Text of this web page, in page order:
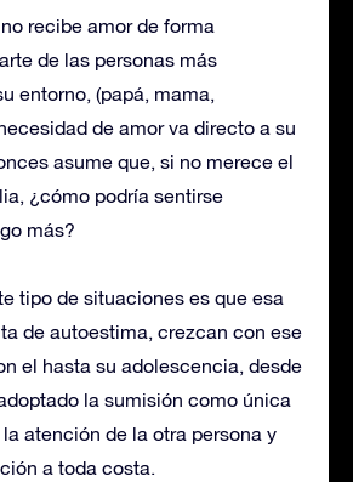
recibe amor de forma
de las personas más
entorno, (papá, mama,
de amor va directo a su
asume que, si no merece el
¿cómo podría sentirse
más?
tipo de situaciones es que esa
de autoestima, crezcan con ese
el hasta su adolescencia, desde
la sumisión como única
atención de la otra persona y
a toda costa.